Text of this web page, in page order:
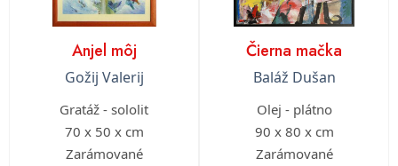
Anjel môj
Gožij Valerij
Gratáž - sololit
70 x 50 x cm
Zarámované
Čierna mačka
Baláž Dušan
Olej - plátno
90 x 80 x cm
Zarámované